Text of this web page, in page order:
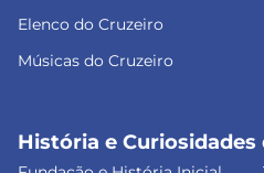
Elenco do Cruzeiro
Músicas do Cruzeiro
História e Curiosidades